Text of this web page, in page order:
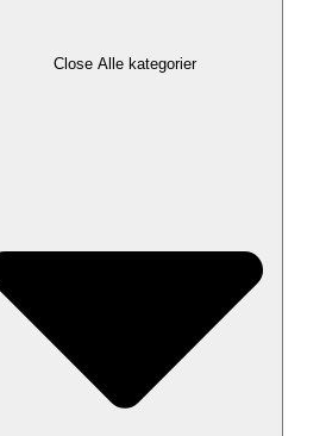
Close Alle kategorier